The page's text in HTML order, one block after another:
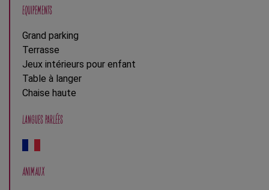
EQUIPEMENTS
Grand parking
Terrasse
Jeux intérieurs pour enfant
Table à langer
Chaise haute
LANGUES PARLÉES
ANIMAUX